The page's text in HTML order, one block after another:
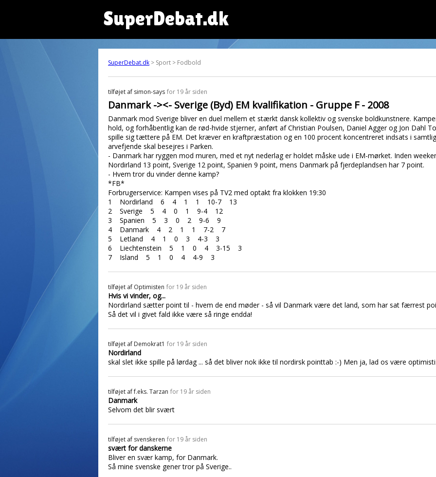
SuperDebat.dk
SuperDebat.dk > Sport > Fodbold
tilføjet af simon-says for 19 år siden
Danmark -><- Sverige (Byd) EM kvalifikation - Gruppe F - 2008
Danmark mod Sverige bliver en duel mellem et stærkt dansk kollektiv og svenske boldkunstnere.
hold, og forhåbentlig kan de rød-hvide stjerner, anført af Christian Poulsen, Daniel Agger og Jon Dahl
spille sig tættere på EM. Det kræver en kraftpræstation og en 100 procent koncentreret indsats i
arvefjende skal besejres i Parken.
- Danmark har ryggen mod muren, med et nyt nederlag er holdet måske ude i EM-mørket. Inden
Nordirland 13 point, Sverige 12 point, Spanien 9 point, mens Danmark på fjerdeplandsen har 7 point.
- Hvem tror du vinder denne kamp?
*FB*
Forbrugerservice: Kampen vises på TV2 med optakt fra klokken 19:30
1 Nordirland 6 4 1 1 10-7 13
2 Sverige 5 4 0 1 9-4 12
3 Spanien 5 3 0 2 9-6 9
4 Danmark 4 2 1 1 7-2 7
5 Letland 4 1 0 3 4-3 3
6 Liechtenstein 5 1 0 4 3-15 3
7 Island 5 1 0 4 4-9 3
tilføjet af Optimisten for 19 år siden
Hvis vi vinder, og...
Nordirland sætter point til - hvem de end møder - så vil Danmark være det land, som har sat færrest
Så det vil i givet fald ikke være så ringe endda!
tilføjet af Demokrat1 for 19 år siden
Nordirland
skal slet ikke spille på lørdag ... så det bliver nok ikke til nordirsk pointtab :-) Men ja, lad os være
tilføjet aff.eks. Tarzan for 19 år siden
Danmark
Selvom det blir svært
tilføjet af svenskeren for 19 år siden
svært for danskerne
Bliver en svær kamp, for Danmark.
Så mine svenske gener tror på Sverige..